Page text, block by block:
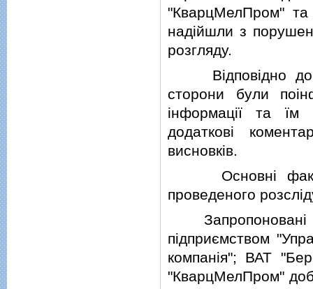
"КварцМелПром" та
надiйшли з
розгляду.
Вiдповiдно до
сторони були
iнформацiї та їм
додатковi
висновкiв.
Основнi факти
проведеного
Запропонованi
пiдприємством
компанiя"; ВАТ
"КварцМелПром"